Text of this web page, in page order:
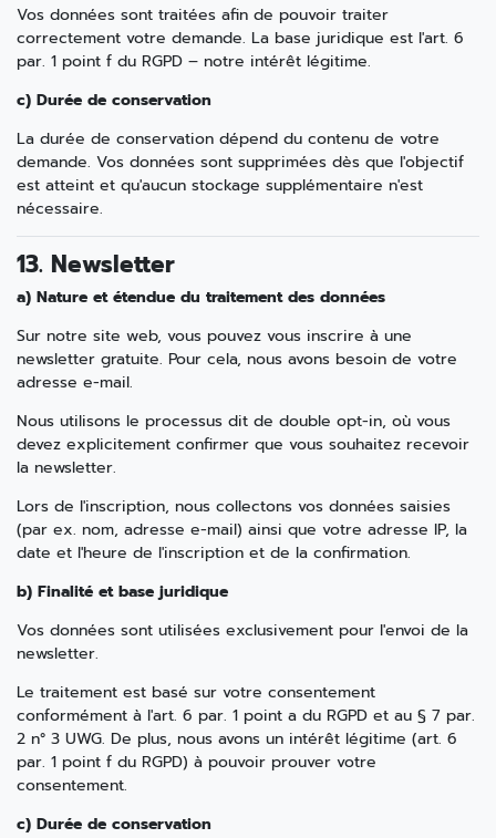
Vos données sont traitées afin de pouvoir traiter
correctement votre demande. La base juridique est l'art. 6
par. 1 point f du RGPD – notre intérêt légitime.
c) Durée de conservation
La durée de conservation dépend du contenu de votre
demande. Vos données sont supprimées dès que l'objectif
est atteint et qu'aucun stockage supplémentaire n'est
nécessaire.
13. Newsletter
a) Nature et étendue du traitement des données
Sur notre site web, vous pouvez vous inscrire à une
newsletter gratuite. Pour cela, nous avons besoin de votre
adresse e-mail.
Nous utilisons le processus dit de double opt-in, où vous
devez explicitement confirmer que vous souhaitez recevoir
la newsletter.
Lors de l'inscription, nous collectons vos données saisies
(par ex. nom, adresse e-mail) ainsi que votre adresse IP, la
date et l'heure de l'inscription et de la confirmation.
b) Finalité et base juridique
Vos données sont utilisées exclusivement pour l'envoi de la
newsletter.
Le traitement est basé sur votre consentement
conformément à l'art. 6 par. 1 point a du RGPD et au § 7 par.
2 n° 3 UWG. De plus, nous avons un intérêt légitime (art. 6
par. 1 point f du RGPD) à pouvoir prouver votre
consentement.
c) Durée de conservation